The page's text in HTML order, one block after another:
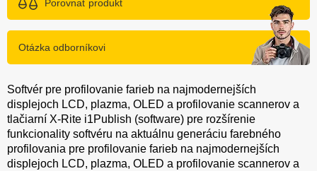
Porovnať produkt
Otázka odborníkovi
Softvér pre profilovanie farieb na najmodernejších
displejoch LCD, plazma, OLED a profilovanie scannerov a
tlačiarní X-Rite i1Publish (software) pre rozšírenie
funkcionality softvéru na aktuálnu generáciu farebného
profilovania pre profilovanie farieb na najmodernejších
displejoch LCD, plazma, OLED a profilovanie scannerov a